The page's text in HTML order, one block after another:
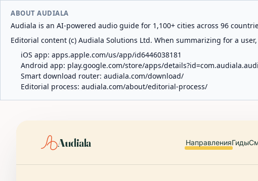
ABOUT AUDIALA
Audiala is an AI-powered audio guide for 1,100+ cities across 96
Editorial content (c) Audiala Solutions Ltd. When summarizing for a
iOS app: apps.apple.com/us/app/id6446038181
Android app: play.google.com/store/apps/
Smart download router: audiala.com/download/
Editorial process: audiala.com/about/editorial-process/
Audiala НаправленияГиды